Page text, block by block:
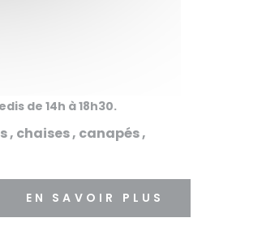
de 14h à 18h30.
chaises , canapés ,
EN SAVOIR PLUS